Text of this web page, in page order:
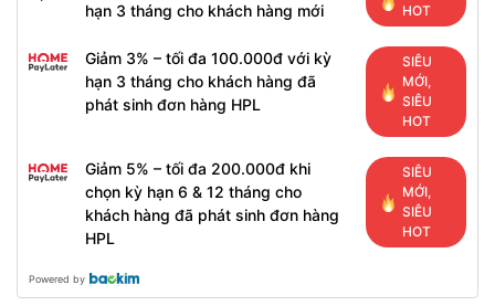
hạn 3 tháng cho khách hàng mới
HOT
Giảm 3% – tối đa 100.000đ với kỳ
hạn 3 tháng cho khách hàng đã
phát sinh đơn hàng HPL
SIÊU
MỚI,
SIÊU
HOT
Giảm 5% – tối đa 200.000đ khi
chọn kỳ hạn 6 & 12 tháng cho
khách hàng đã phát sinh đơn hàng
HPL
SIÊU
MỚI,
SIÊU
HOT
Powered by